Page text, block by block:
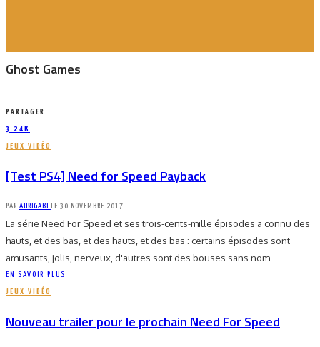
Ghost Games
PARTAGER
3.24K
JEUX VIDÉO
[Test PS4] Need for Speed Payback
PAR AURIGABI LE 30 NOVEMBRE 2017
La série Need For Speed et ses trois-cents-mille épisodes a connu des
hauts, et des bas, et des hauts, et des bas : certains épisodes sont
amusants, jolis, nerveux, d'autres sont des bouses sans nom
EN SAVOIR PLUS
JEUX VIDÉO
Nouveau trailer pour le prochain Need For Speed